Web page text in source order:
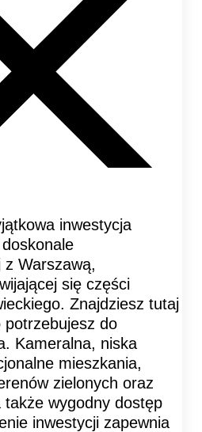
inwestycja
Warszawą,
się części
Znajdziesz tutaj
do
Kameralna, niska
mieszkania,
zielonych oraz
wygodny dostęp
inwestycji zapewnia